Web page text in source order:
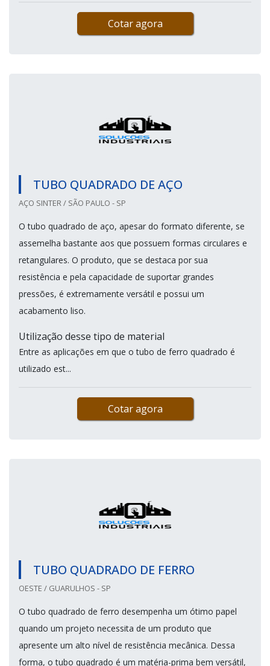
Cotar agora
TUBO QUADRADO DE AÇO
AÇO SINTER / SÃO PAULO - SP
O tubo quadrado de aço, apesar do formato diferente, se
assemelha bastante aos que possuem formas circulares e
retangulares. O produto, que se destaca por sua
resistência e pela capacidade de suportar grandes
pressões, é extremamente versátil e possui um
acabamento liso.
Utilização desse tipo de material
Entre as aplicações em que o tubo de ferro quadrado é
utilizado est...
Cotar agora
TUBO QUADRADO DE FERRO
OESTE / GUARULHOS - SP
O tubo quadrado de ferro desempenha um ótimo papel
quando um projeto necessita de um produto que
apresente um alto nível de resistência mecânica. Dessa
forma, o tubo quadrado é um matéria-prima bem versátil,